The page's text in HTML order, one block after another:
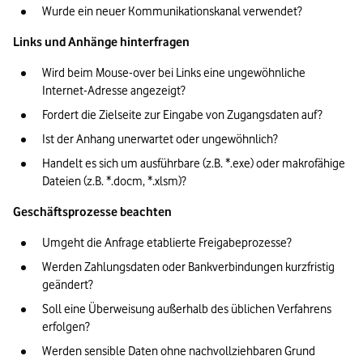
Wurde ein neuer Kommunikationskanal verwendet?
Links und Anhänge hinterfragen
Wird beim Mouse-over bei Links eine ungewöhnliche
Internet-Adresse angezeigt?
Fordert die Zielseite zur Eingabe von Zugangsdaten auf?
Ist der Anhang unerwartet oder ungewöhnlich?
Handelt es sich um ausführbare (z.B. *.exe) oder makrofähige
Dateien (z.B. *.docm, *.xlsm)?
Geschäftsprozesse beachten
Umgeht die Anfrage etablierte Freigabeprozesse?
Werden Zahlungsdaten oder Bankverbindungen kurzfristig
geändert?
Soll eine Überweisung außerhalb des üblichen Verfahrens
erfolgen?
Werden sensible Daten ohne nachvollziehbaren Grund